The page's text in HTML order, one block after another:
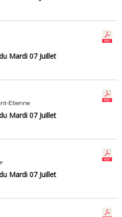
Mardi 07 Juillet
Etienne
Mardi 07 Juillet
Mardi 07 Juillet